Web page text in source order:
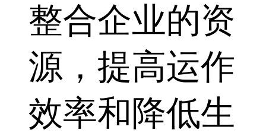
整合企业的资
源，提高运作
效率和降低生